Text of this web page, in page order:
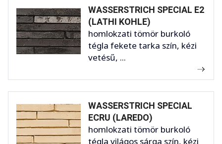
WASSERSTRICH SPECIAL E2
(LATHI KOHLE)
homlokzati tömör burkoló
tégla fekete tarka szín, kézi
vetésű, ...
WASSERSTRICH SPECIAL
ECRU (LAREDO)
homlokzati tömör burkoló
tégla világos sárga szín, kézi